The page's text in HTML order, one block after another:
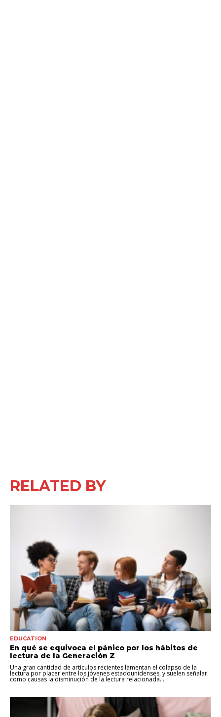
RELATED BY
EDUCATION
En qué se equivoca el pánico por los hábitos de
lectura de la Generación Z
Una gran cantidad de artículos recientes lamentan el colapso de la
lectura por placer entre los jóvenes estadounidenses, y suelen señalar
como causas la disminución de la lectura relacionada...